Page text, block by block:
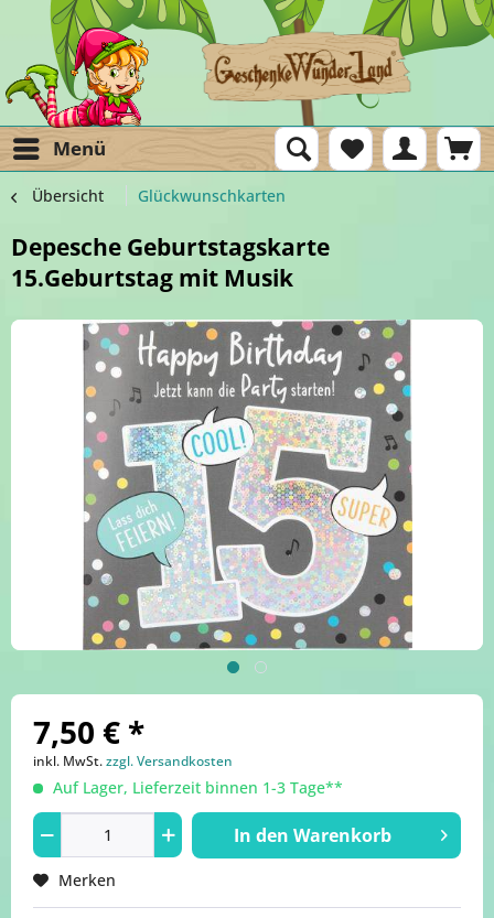
Menü
Übersicht Glückwunschkarten
Depesche Geburtstagskarte
15.Geburtstag mit Musik
7,50 € *
inkl. MwSt.zzgl. Versandkosten
Auf Lager, Lieferzeit binnen 1-3 Tage**
In den Warenkorb
Merken